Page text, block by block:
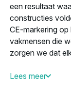
een resultaat
constructies
CE-markering
vakmensen die
zorgen we dat
Lees meer